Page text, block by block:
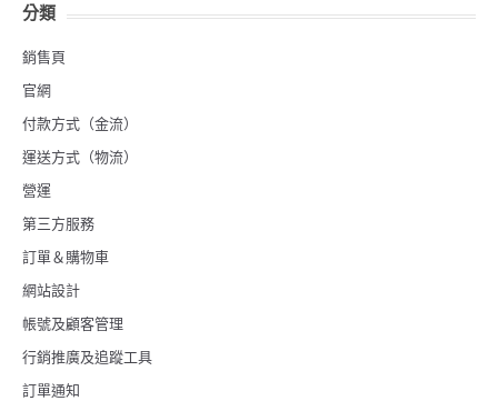
分類
銷售頁
官網
付款方式（金流）
運送方式（物流）
營運
第三方服務
訂單＆購物車
網站設計
帳號及顧客管理
行銷推廣及追蹤工具
訂單通知